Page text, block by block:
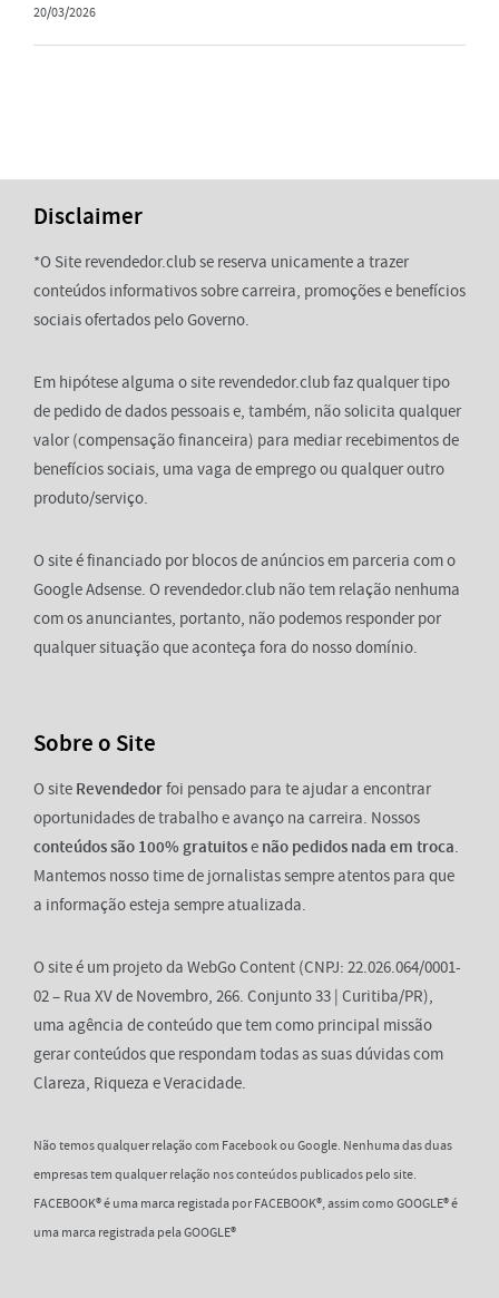
20/03/2026
Disclaimer
*O Site revendedor.club se reserva unicamente a trazer
conteúdos informativos sobre carreira, promoções e benefícios
sociais ofertados pelo Governo.
Em hipótese alguma o site revendedor.club faz qualquer tipo
de pedido de dados pessoais e, também, não solicita qualquer
valor (compensação financeira) para mediar recebimentos de
benefícios sociais, uma vaga de emprego ou qualquer outro
produto/serviço.
O site é financiado por blocos de anúncios em parceria com o
Google Adsense. O revendedor.club não tem relação nenhuma
com os anunciantes, portanto, não podemos responder por
qualquer situação que aconteça fora do nosso domínio.
Sobre o Site
O site Revendedorfoi pensado para te ajudar a encontrar
oportunidades de trabalho e avanço na carreira. Nossos
conteúdos são 100% gratuitose não pedidos nada em troca.
Mantemos nosso time de jornalistas sempre atentos para que
a informação esteja sempre atualizada.
O site é um projeto da WebGo Content (CNPJ: 22.026.064/0001-
02 – Rua XV de Novembro, 266. Conjunto 33 | Curitiba/PR),
uma agência de conteúdo que tem como principal missão
gerar conteúdos que respondam todas as suas dúvidas com
Clareza, Riqueza e Veracidade.
Não temos qualquer relação com Facebook ou Google. Nenhuma das duas
empresas tem qualquer relação nos conteúdos publicados pelo site.
FACEBOOK® é uma marca registada por FACEBOOK®, assim como GOOGLE® é
uma marca registrada pela GOOGLE®